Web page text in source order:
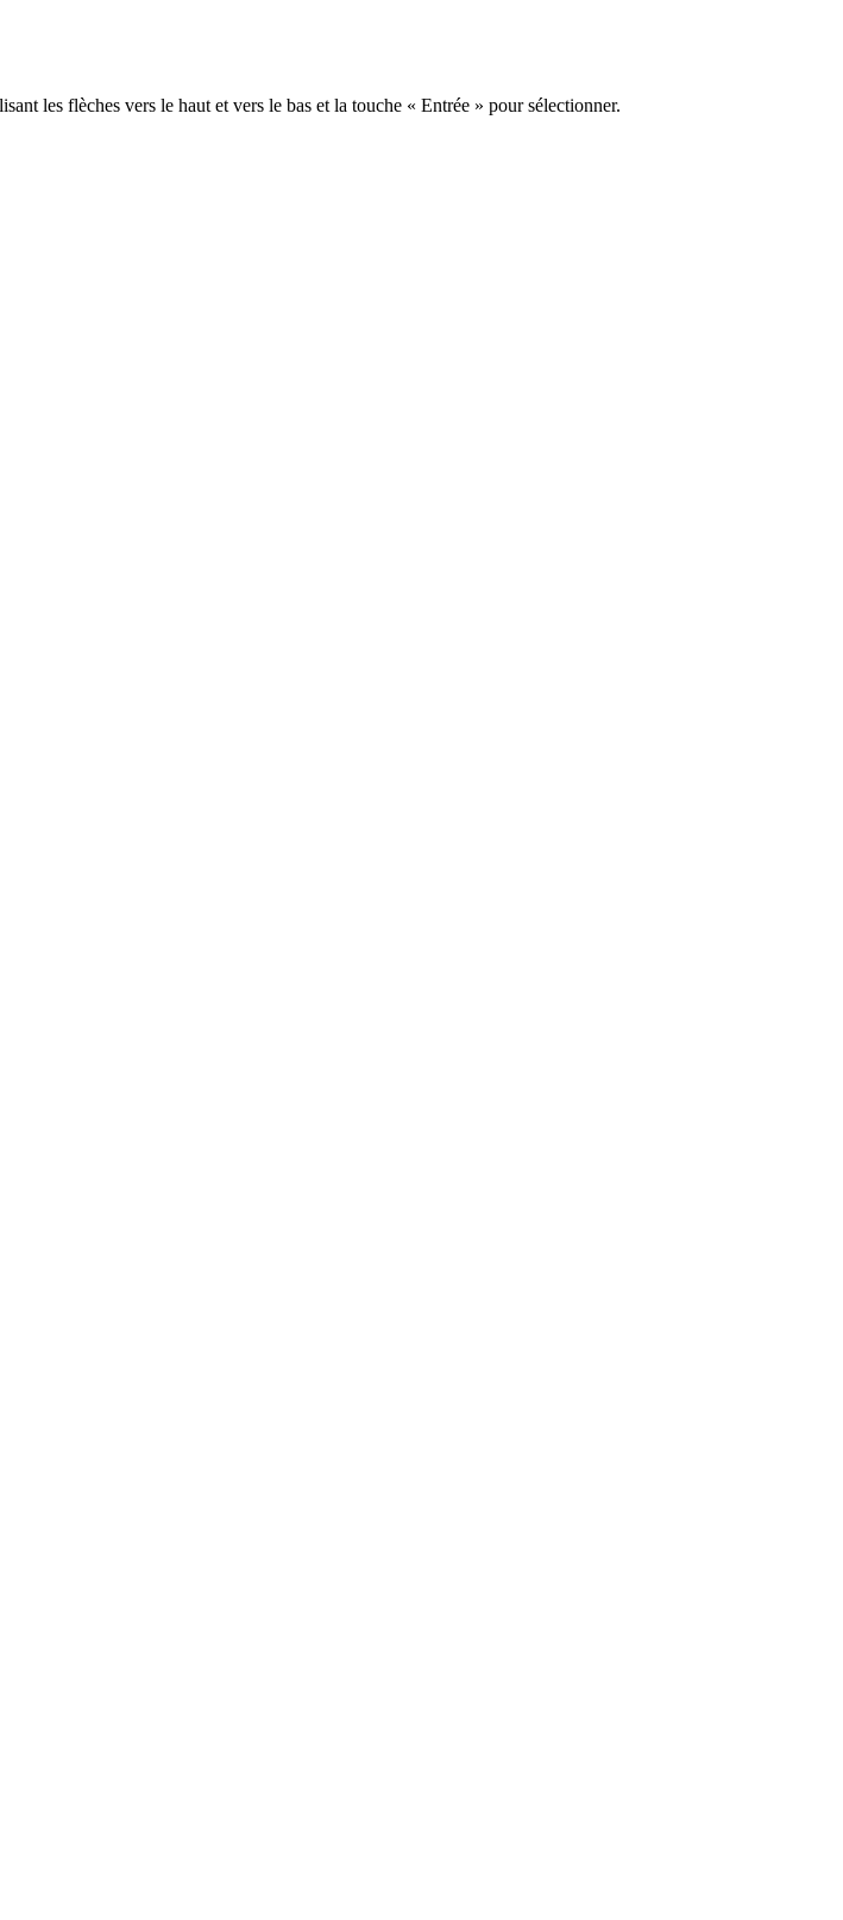
les flèches vers le haut et vers le bas et la touche « Entrée » pour sélectionner.